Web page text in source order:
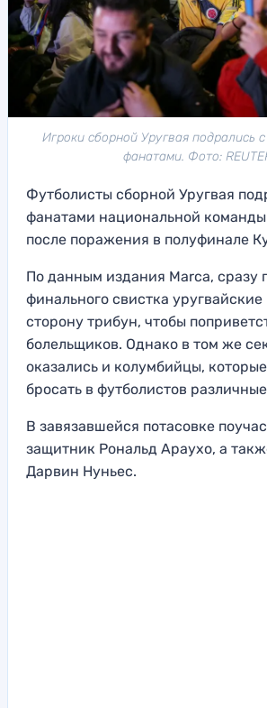
Игроки сборной Уругвая подрались
фанатами. Фото:
Футболисты сборной Уругвая
фанатами национальной
после поражения в полуфинале
По данным издания Marca, сразу
финального свистка
сторону трибун, чтобы
болельщиков. Однако в том же
оказались и колумбийцы,
бросать в футболистов
В завязавшейся потасовке
защитник Рональд Араухо, а
Дарвин Нуньес.